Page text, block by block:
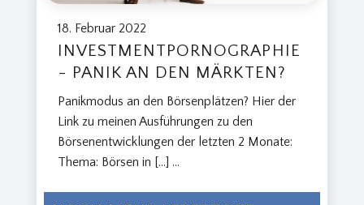
18. Februar 2022
INVESTMENTPORNOGRAPHIE
- PANIK AN DEN MÄRKTEN?
Panikmodus an den Börsenplätzen? Hier der
Link zu meinen Ausführungen zu den
Börsenentwicklungen der letzten 2 Monate:
Thema: Börsen in […] ...